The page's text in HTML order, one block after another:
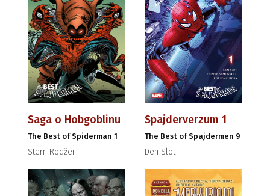
Saga o Hobgoblinu
The Best of Spiderman 1
Stern Rodžer
Spajderverzum 1
The Best of Spajdermen 9
Den Slot